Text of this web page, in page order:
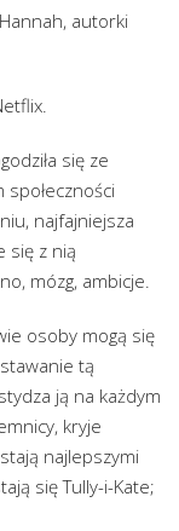
autorki
się ze
najfajniejsza
się z nią
mózg, ambicje.
osoby mogą się
tą
ją na każdym
kryje
najlepszymi
się Tully-i-Kate;